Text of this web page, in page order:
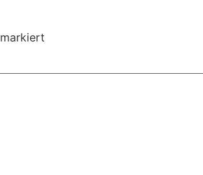
markiert